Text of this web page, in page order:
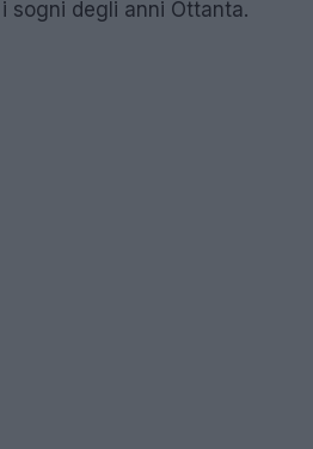
sogni degli anni Ottanta.